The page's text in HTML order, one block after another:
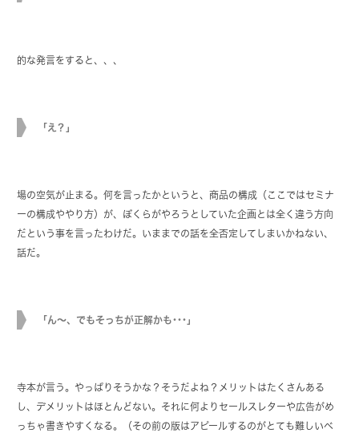
的な発言をすると、、、
「え？」
場の空気が止まる。何を言ったかというと、商品の構成（ここではセミナ
ーの構成ややり方）が、ぼくらがやろうとしていた企画とは全く違う方向
だという事を言ったわけだ。いままでの話を全否定してしまいかねない、
話だ。
「ん～、でもそっちが正解かも･･･」
寺本が言う。やっぱりそうかな？そうだよね？メリットはたくさんある
し、デメリットはほとんどない。それに何よりセールスレターや広告がめ
っちゃ書きやすくなる。（その前の版はアピールするのがとても難しいベ